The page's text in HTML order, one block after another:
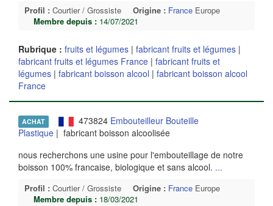
Profil : Courtier / Grossiste Origine : France Europe
Membre depuis : 14/07/2021
Rubrique : fruits et légumes | fabricant fruits et légumes |
fabricant fruits et légumes France | fabricant fruits et
légumes | fabricant boisson alcool | fabricant boisson alcool
France
ACHAT 473824 Embouteilleur Bouteille
Plastique | fabricant boisson alcoolisée
nous recherchons une usine pour l'embouteillage de notre
boisson 100% francaise, biologique et sans alcool. ...
Profil : Courtier / Grossiste Origine : France Europe
Membre depuis : 18/03/2021